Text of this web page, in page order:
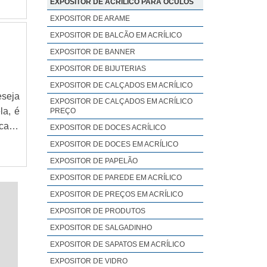
de
é
EXPOSITOR DE ACRÍLICO PARA ÓCULOS
EXPOSITOR DE ARAME
EXPOSITOR DE BALCÃO EM ACRÍLICO
EXPOSITOR DE BANNER
EXPOSITOR DE BIJUTERIAS
EXPOSITOR DE CALÇADOS EM ACRÍLICO
EXPOSITOR DE CALÇADOS EM ACRÍLICO
PREÇO
EXPOSITOR DE DOCES ACRÍLICO
EXPOSITOR DE DOCES EM ACRÍLICO
EXPOSITOR DE PAPELÃO
EXPOSITOR DE PAREDE EM ACRÍLICO
EXPOSITOR DE PREÇOS EM ACRÍLICO
EXPOSITOR DE PRODUTOS
EXPOSITOR DE SALGADINHO
EXPOSITOR DE SAPATOS EM ACRÍLICO
EXPOSITOR DE VIDRO